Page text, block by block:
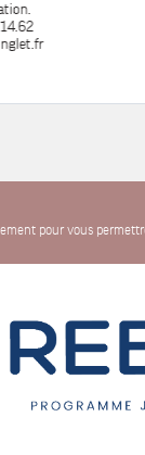
pour vous